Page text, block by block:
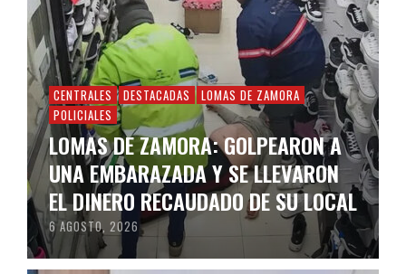
CENTRALES DESTACADAS
LOMAS DE ZAMORA
POLICIALES
LOMAS DE ZAMORA: GOLPEARON A
UNA EMBARAZADA Y SE LLEVARON
EL DINERO RECAUDADO DE SU LOCAL
6 AGOSTO, 2026